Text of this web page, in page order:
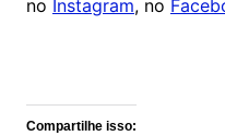
no Instagram, no
Compartilhe isso: